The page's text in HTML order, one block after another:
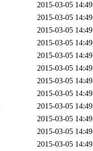
2015-03-05 14:49
2015-03-05 14:49
2015-03-05 14:49
2015-03-05 14:49
2015-03-05 14:49
2015-03-05 14:49
2015-03-05 14:49
2015-03-05 14:49
2015-03-05 14:49
2015-03-05 14:49
2015-03-05 14:49
2015-03-05 14:49